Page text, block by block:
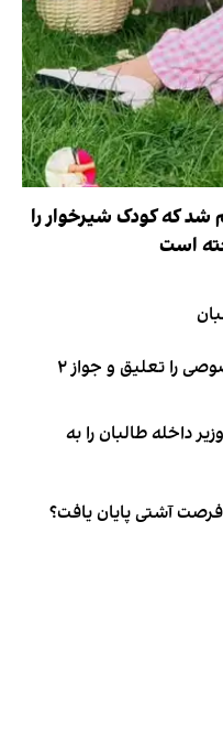
شد که کودک شیرخوار را
است
طالبان فعالیت ۷ دانشگاه خصوصی را تعلیق و جواز ۲
داخله طالبان را به
آشتی پایان یافت؟